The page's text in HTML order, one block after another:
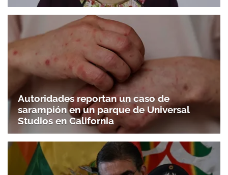
Autoridades reportan un caso de
sarampión en un parque de Universal
Studios en California